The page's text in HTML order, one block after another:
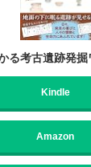
る考古遺跡発
Kindle
Amazon